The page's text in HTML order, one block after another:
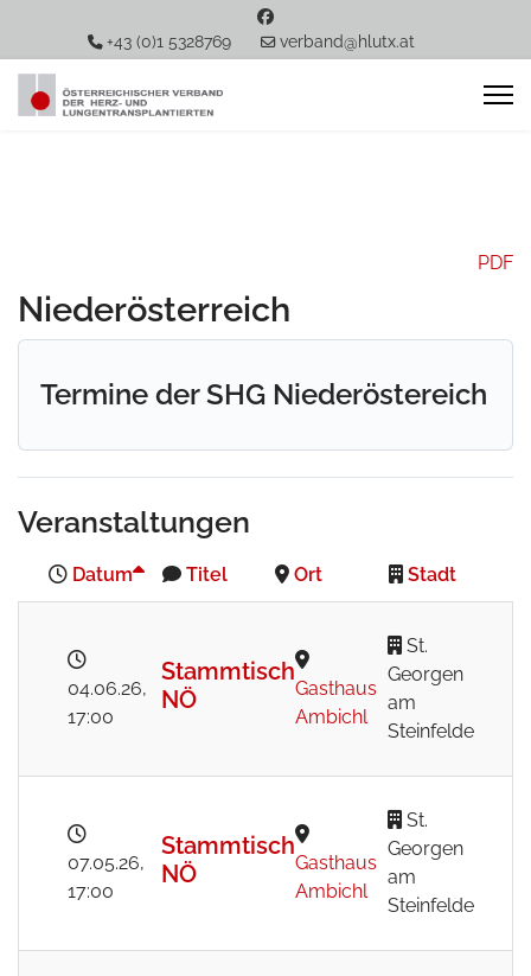
+43 (0)1 5328769 verband@hlutx.at
PDF
Niederösterreich
Termine der SHG Niederöstereich
Veranstaltungen
Datum Titel Ort Stadt
04.06.26,
17:00
Stammtisch
NÖ
Gasthaus
Ambichl
St.
Georgen
am
Steinfelde
07.05.26,
17:00
Stammtisch
NÖ
Gasthaus
Ambichl
St.
Georgen
am
Steinfelde